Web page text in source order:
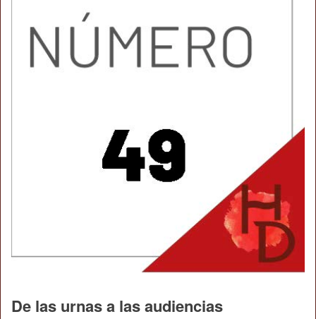
De las urnas a las audiencias